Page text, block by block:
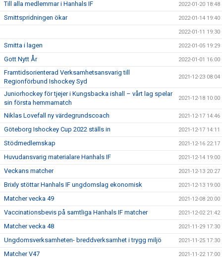
Till alla medlemmar i Hanhals IF 2022-01-20 18:48
Smittspridningen ökar 2022-01-14 19:40
2022-01-11 19:30
Smitta i lagen 2022-01-05 19:29
Gott Nytt År 2022-01-01 16:00
Framtidsorienterad Verksamhetsansvarig till
Regionförbund Ishockey Syd
2021-12-23 08:04
Juniorhockey för tjejer i Kungsbacka ishall – vårt lag spelar
sin första hemmamatch
2021-12-18 10:00
Niklas Lovefall ny värdegrundscoach 2021-12-17 14:46
Göteborg Ishockey Cup 2022 ställs in 2021-12-17 14:11
Stödmedlemskap 2021-12-16 22:17
Huvudansvarig materialare Hanhals IF 2021-12-14 19:00
Veckans matcher 2021-12-13 20:27
Brixly stöttar Hanhals IF ungdomslag ekonomisk 2021-12-13 19:00
Matcher vecka 49 2021-12-08 20:00
Vaccinationsbevis på samtliga Hanhals IF matcher 2021-12-02 21:42
Matcher vecka 48 2021-11-29 17:30
Ungdomsverksamheten- breddverksamhet i trygg miljö 2021-11-25 17:30
Matcher V47 2021-11-22 17:00